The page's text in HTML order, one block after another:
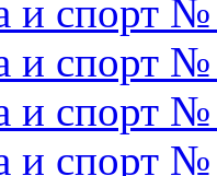
и спорт
и спорт
и спорт
и спорт